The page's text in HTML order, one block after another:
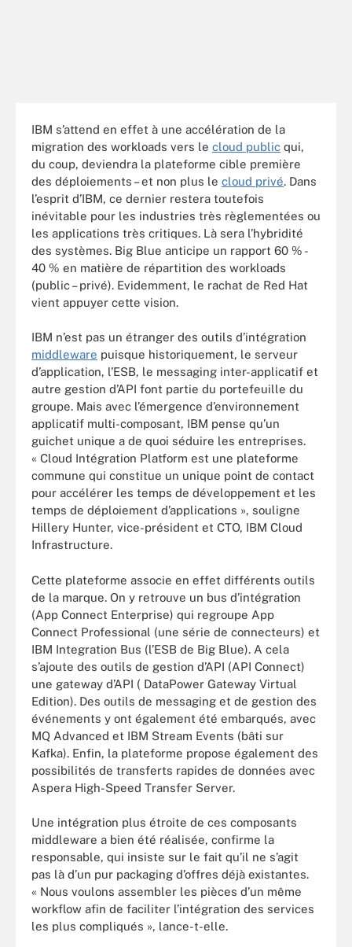
IBM s’attend en effet à une accélération de la
migration des workloads vers le cloud public qui,
du coup, deviendra la plateforme cible première
des déploiements – et non plus le cloud privé. Dans
l’esprit d’IBM, ce dernier restera toutefois
inévitable pour les industries très règlementées ou
les applications très critiques. Là sera l’hybridité
des systèmes. Big Blue anticipe un rapport 60 % -
40 % en matière de répartition des workloads
(public – privé). Evidemment, le rachat de Red Hat
vient appuyer cette vision.
IBM n’est pas un étranger des outils d’intégration
middleware puisque historiquement, le serveur
d’application, l’ESB, le messaging inter-applicatif et
autre gestion d’API font partie du portefeuille du
groupe. Mais avec l’émergence d’environnement
applicatif multi-composant, IBM pense qu’un
guichet unique a de quoi séduire les entreprises.
« Cloud Intégration Platform est une plateforme
commune qui constitue un unique point de contact
pour accélérer les temps de développement et les
temps de déploiement d’applications », souligne
Hillery Hunter, vice-président et CTO, IBM Cloud
Infrastructure.
Cette plateforme associe en effet différents outils
de la marque. On y retrouve un bus d’intégration
(App Connect Enterprise) qui regroupe App
Connect Professional (une série de connecteurs) et
IBM Integration Bus (l’ESB de Big Blue). A cela
s’ajoute des outils de gestion d’API (API Connect)
une gateway d’API ( DataPower Gateway Virtual
Edition). Des outils de messaging et de gestion des
événements y ont également été embarqués, avec
MQ Advanced et IBM Stream Events (bâti sur
Kafka). Enfin, la plateforme propose également des
possibilités de transferts rapides de données avec
Aspera High-Speed Transfer Server.
Une intégration plus étroite de ces composants
middleware a bien été réalisée, confirme la
responsable, qui insiste sur le fait qu’il ne s’agit
pas là d’un pur packaging d’offres déjà existantes.
« Nous voulons assembler les pièces d’un même
workflow afin de faciliter l’intégration des services
les plus compliqués », lance-t-elle.